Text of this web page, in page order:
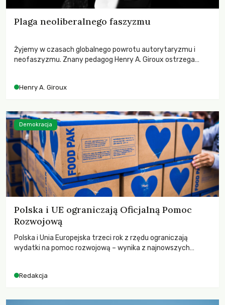
Plaga neoliberalnego faszyzmu
Żyjemy w czasach globalnego powrotu autorytaryzmu i
neofaszyzmu. Znany pedagog Henry A. Giroux ostrzega
wychowają świadomych obywateli?
Henry A. Giroux
Polska i UE ograniczają Oficjalną Pomoc
Rozwojową
Polska i Unia Europejska trzeci rok z rzędu ograniczają
wydatki na pomoc rozwojową – wynika z najnowszych
odnotowano największe tąpnięcie ODA w historii. Jakie będą
kryzysami i ubóstwem?
Redakcja
Demokracja